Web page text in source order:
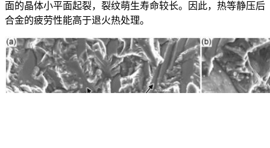
面的晶体小平面起裂，裂纹萌生寿命较长。因此，热等静压后
合金的疲劳性能高于退火热处理。